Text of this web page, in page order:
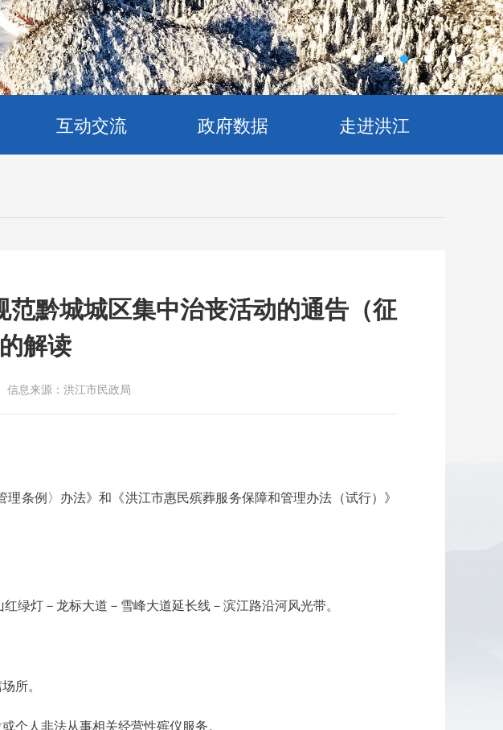
互动交流 政府数据 走进洪江
黔城城区集中治丧活动的通告（征
解读
信息来源：洪江市民政局
条例〉办法》和《洪江市惠民殡葬服务保障和管理办法（试行）》
绿灯－龙标大道－雪峰大道延长线－滨江路沿河风光带。
所。
个人非法从事相关经营性殡仪服务。